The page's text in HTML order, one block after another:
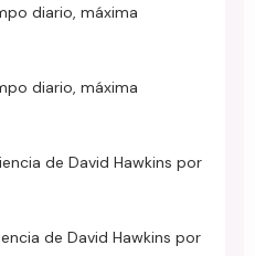
diario, máxima
diario, máxima
de David Hawkins por
de David Hawkins por